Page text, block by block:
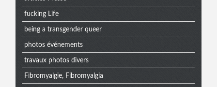
fucking Life
being a transgender queer
photos événements
travaux photos divers
Fibromyalgie, Fibromyalgia